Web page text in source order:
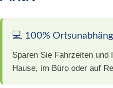
💻 100%
Sparen Sie Fahrzeiten und
Hause, im Büro oder auf